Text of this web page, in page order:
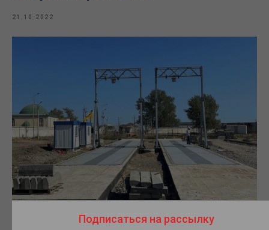
21.10.2022
В работе форума 25 октября примет участие представитель
Подписаться на рассылку